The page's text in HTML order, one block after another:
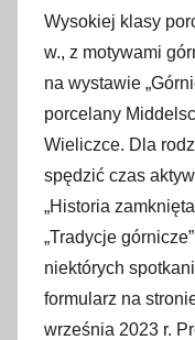
n
0
2
3
Wysokiej klasy
w., z motywami
na wystawie
porcelany
Wieliczce. Dla
spędzić czas
„Historia
„Tradycje
niektórych
formularz na
września 2023 r.